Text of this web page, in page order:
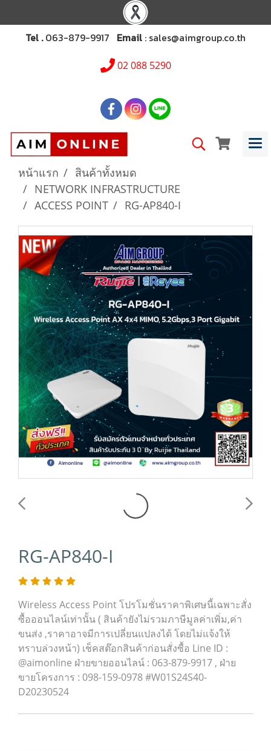
Tel .063-879-9917 Email : sales@aimgroup.co.th
02 088 5290
หน้าแรก
สินค้าทั้งหมด
NETWORK INFRASTRUCTURE
ACCESS POINT
RG-AP840-I
RG-AP840-I
Wireless Access Point โปรโมชั่นราคาพิเศษนี้เฉพาะสั่ง
ซื้อออนไลน์เท่านั้น ( สินค้ายังไม่รวมภาษีมูลค่าเพิ่ม,ค่า
ขนส่ง ,ราคาอาจมีการเปลี่ยนแปลงได้ โดยไม่แจ้งให้
ทราบล่วงหน้า) เช็คสต๊อกสินค้าก่อนสั่งซื้อ Line ID :
@aimonline ฝ่ายขายออนไลน์ : 063-879-9917 , ฝ่าย
ขายโครงการ : 098-159-0978 #W01S24S40-
D20230524